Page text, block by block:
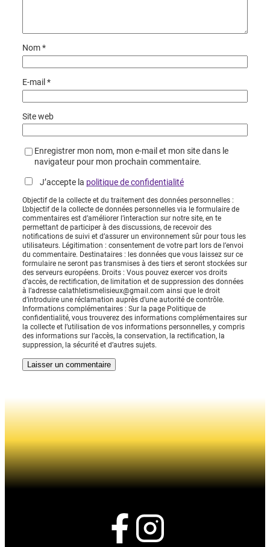
Nom*
E-mail *
Site web
Enregistrer mon nom, mon e-mail et mon site dans le
navigateur pour mon prochain commentaire.
J’accepte la politique de confidentialité
Objectif de la collecte et du traitement des données personnelles :
L’objectif de la collecte de données personnelles via le formulaire de
commentaires est d’améliorer l’interaction sur notre site, en te
permettant de participer à des discussions, de recevoir des
notifications de suivi et d’assurer un environnement sûr pour tous les
utilisateurs. Légitimation : consentement de votre part lors de l’envoi
du commentaire. Destinataires : les données que vous laissez sur ce
formulaire ne seront pas transmises à des tiers et seront stockées sur
des serveurs européens. Droits : Vous pouvez exercer vos droits
d’accès, de rectification, de limitation et de suppression des données
à l’adresse calathletismelisieux@gmail.com ainsi que le droit
d’introduire une réclamation auprès d’une autorité de contrôle.
Informations complémentaires : Sur la page Politique de
confidentialité, vous trouverez des informations complémentaires sur
la collecte et l’utilisation de vos informations personnelles, y compris
des informations sur l’accès, la conservation, la rectification, la
suppression, la sécurité et d’autres sujets.